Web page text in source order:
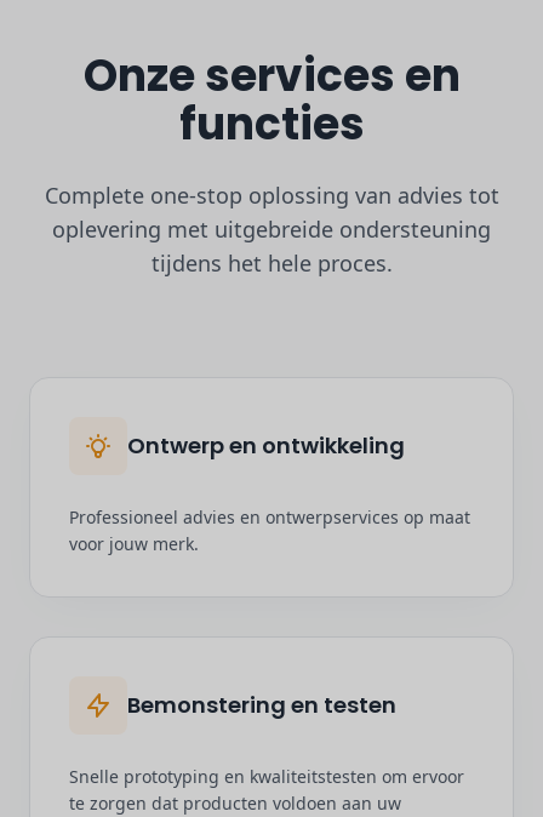
Onze services en
functies
Complete one-stop oplossing van advies tot
oplevering met uitgebreide ondersteuning
tijdens het hele proces.
Ontwerp en ontwikkeling
Professioneel advies en ontwerpservices op maat
voor jouw merk.
Bemonstering en testen
Snelle prototyping en kwaliteitstesten om ervoor
te zorgen dat producten voldoen aan uw